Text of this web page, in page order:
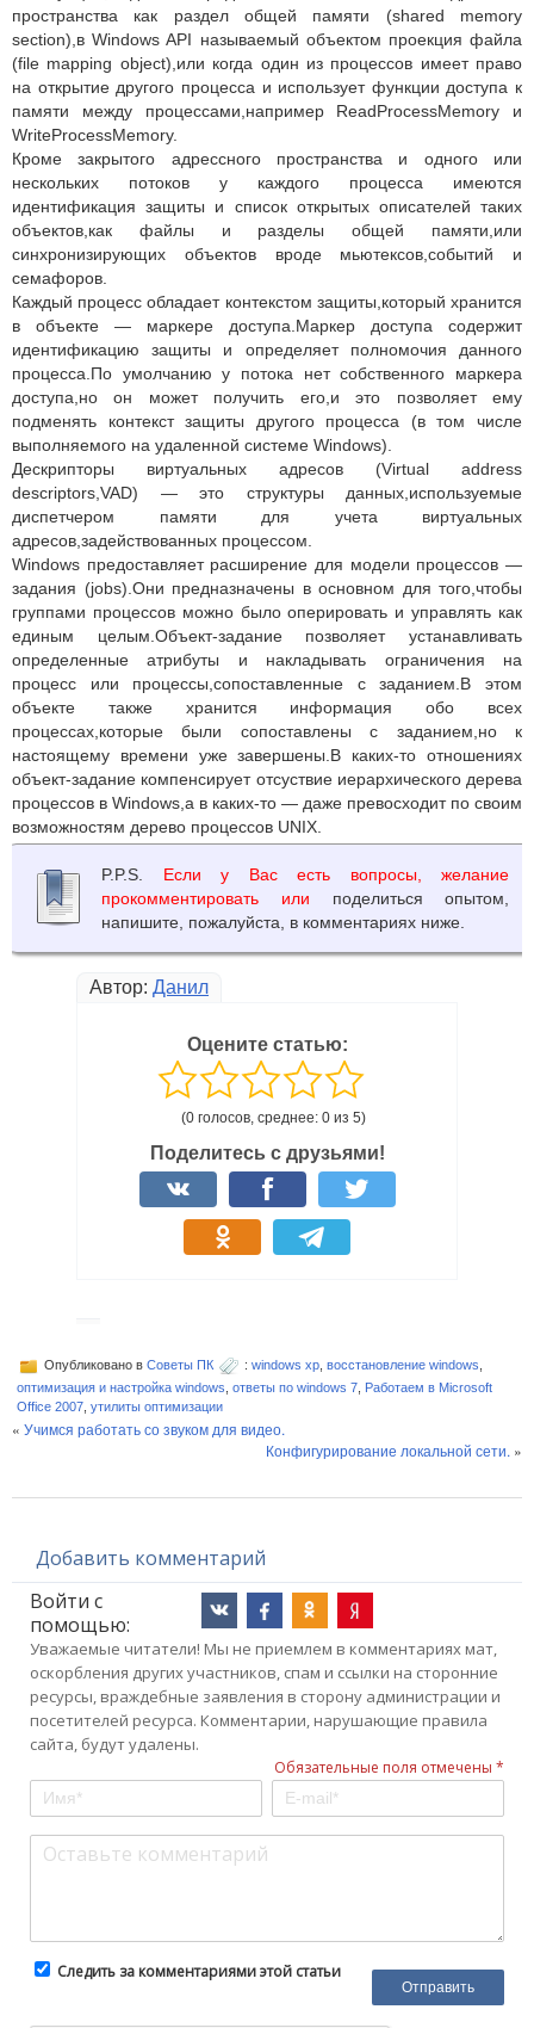
пространства как раздел общей памяти (shared memory
section),в Windows API называемый объектом проекция файла
(file mapping object),или когда один из процессов имеет право
на открытие другого процесса и использует функции доступа к
памяти между процессами,например ReadProcessMemory и
WriteProcessMemory.
Кроме закрытого адрессного пространства и одного или
нескольких потоков у каждого процесса имеются
идентификация защиты и список открытых описателей таких
объектов,как файлы и разделы общей памяти,или
синхронизирующих объектов вроде мьютексов,событий и
семафоров.
Каждый процесс обладает контекстом защиты,который хранится
в объекте — маркере доступа.Маркер доступа содержит
идентификацию защиты и определяет полномочия данного
процесса.По умолчанию у потока нет собственного маркера
доступа,но он может получить его,и это позволяет ему
подменять контекст защиты другого процесса (в том числе
выполняемого на удаленной системе Windows).
Дескрипторы виртуальных адресов (Virtual address
descriptors,VAD) — это структуры данных,используемые
диспетчером памяти для учета виртуальных
адресов,задействованных процессом.
Windows предоставляет расширение для модели процессов —
задания (jobs).Они предназначены в основном для того,чтобы
группами процессов можно было оперировать и управлять как
единым целым.Объект-задание позволяет устанавливать
определенные атрибуты и накладывать ограничения на
процесс или процессы,сопоставленные с заданием.В этом
объекте также хранится информация обо всех
процессах,которые были сопоставлены с заданием,но к
настоящему времени уже завершены.В каких-то отношениях
объект-задание компенсирует отсуствие иерархического дерева
процессов в Windows,а в каких-то — даже превосходит по своим
возможностям дерево процессов UNIX.
P.P.S. Если у Вас есть вопросы, желание
прокомментировать или поделиться опытом,
напишите, пожалуйста, в комментариях ниже.
Автор: Данил
Оцените статью:
(0 голосов, среднее: 0 из 5)
Поделитесь с друзьями!
Опубликовано в Советы ПК : windows xp восстановление windows
оптимизация и настройка windows ответы по windows 7 Работаем в Microsoft
Office 2007 утилиты оптимизации
« Учимся работать со звуком для видео.
Конфигурирование локальной сети. »
Добавить комментарий
Войти с
помощью:
Уважаемые читатели! Мы не приемлем в комментариях мат,
оскорбления других участников, спам и ссылки на сторонние
ресурсы, враждебные заявления в сторону администрации и
посетителей ресурса. Комментарии, нарушающие правила
сайта, будут удалены.
Обязательные поля отмечены *
Следить за комментариями этой статьи